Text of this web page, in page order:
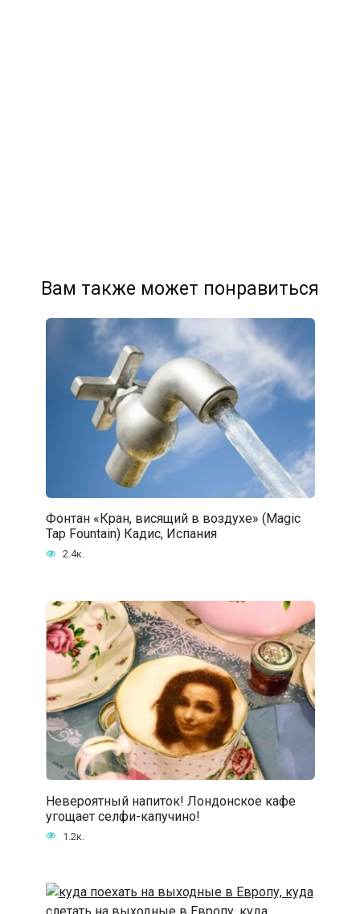
Вам также может понравиться
Фонтан «Кран, висящий в воздухе» (Magic
Tap Fountain) Кадис, Испания
2.4к.
Невероятный напиток! Лондонское кафе
угощает селфи-капучино!
1.2к.